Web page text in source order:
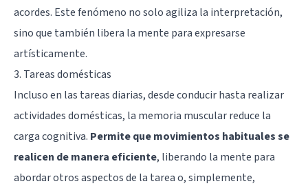
acordes. Este fenómeno no solo agiliza la interpretación,
sino que también libera la mente para expresarse
artísticamente.
3. Tareas domésticas
Incluso en las tareas diarias, desde conducir hasta realizar
actividades domésticas, la memoria muscular reduce la
carga cognitiva. Permite que movimientos habituales se
realicen de manera eficiente, liberando la mente para
abordar otros aspectos de la tarea o, simplemente,